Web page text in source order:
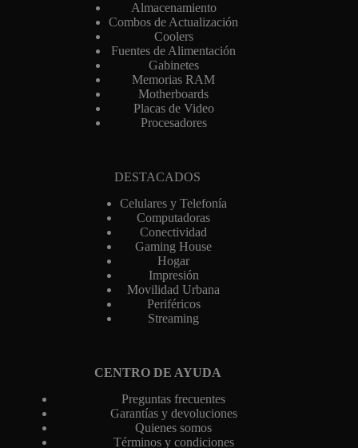
Almacenamiento
Combos de Actualización
Coolers
Fuentes de Alimentación
Gabinetes
Memorias RAM
Motherboards
Placas de Video
Procesadores
DESTACADOS
Celulares y Telefonía
Computadoras
Conectividad
Gaming House
Hogar
Impresión
Movilidad Urbana
Periféricos
Streaming
CENTRO DE AYUDA
Preguntas frecuentes
Garantías y devoluciones
Quienes somos
Términos y condiciones